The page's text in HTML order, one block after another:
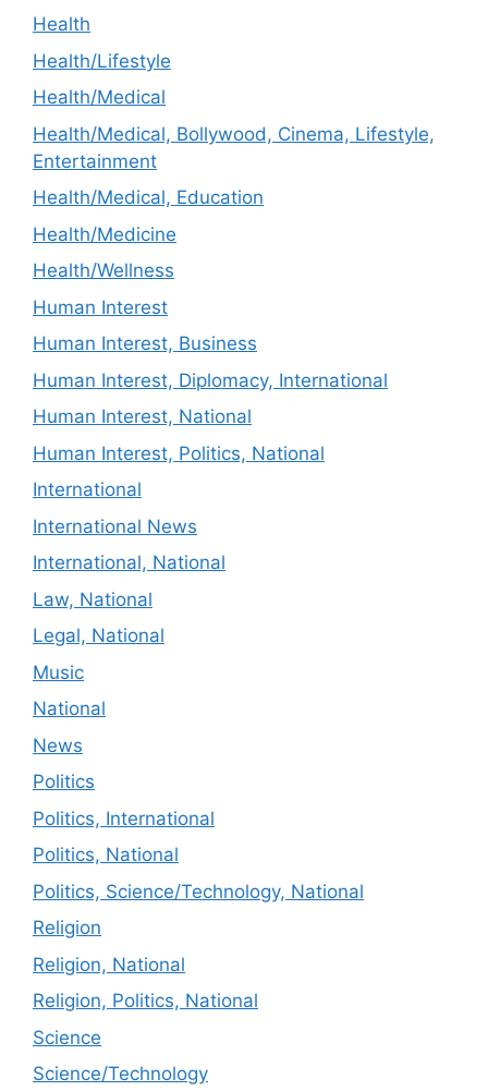
Health
Health/Lifestyle
Health/Medical
Health/Medical, Bollywood, Cinema, Lifestyle,
Entertainment
Health/Medical, Education
Health/Medicine
Health/Wellness
Human Interest
Human Interest, Business
Human Interest, Diplomacy, International
Human Interest, National
Human Interest, Politics, National
International
International News
International, National
Law, National
Legal, National
Music
National
News
Politics
Politics, International
Politics, National
Politics, Science/Technology, National
Religion
Religion, National
Religion, Politics, National
Science
Science/Technology